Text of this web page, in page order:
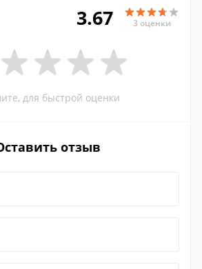
3.67 3 оценки
для быстрой оценки
отзыв